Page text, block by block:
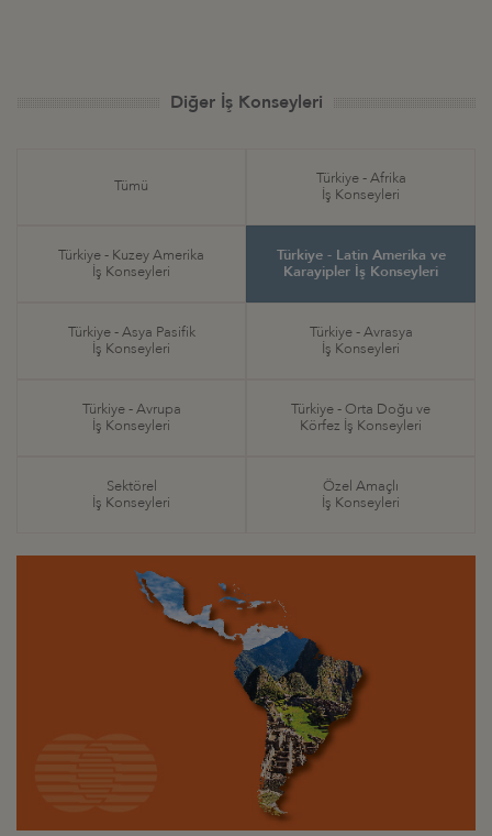
Diğer İş Konseyleri
Tümü
Türkiye - Afrika
İş Konseyleri
Türkiye - Kuzey Amerika
İş Konseyleri
Türkiye - Latin Amerika ve
Karayipler İş Konseyleri
Türkiye - Asya Pasifik
İş Konseyleri
Türkiye - Avrasya
İş Konseyleri
Türkiye - Avrupa
İş Konseyleri
Türkiye - Orta Doğu ve
Körfez İş Konseyleri
Sektörel
İş Konseyleri
Özel Amaçlı
İş Konseyleri